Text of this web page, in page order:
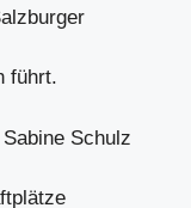
führt.
Schulz